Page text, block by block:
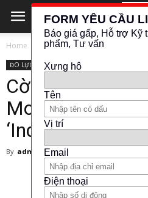
Home ĐO LỰC - MOMEN
ĐO LỰC - MOMEN NORBAR
Cờ lê lực
Model 200 1/2″,
‘Industrial’
By admin - 20 March 2018